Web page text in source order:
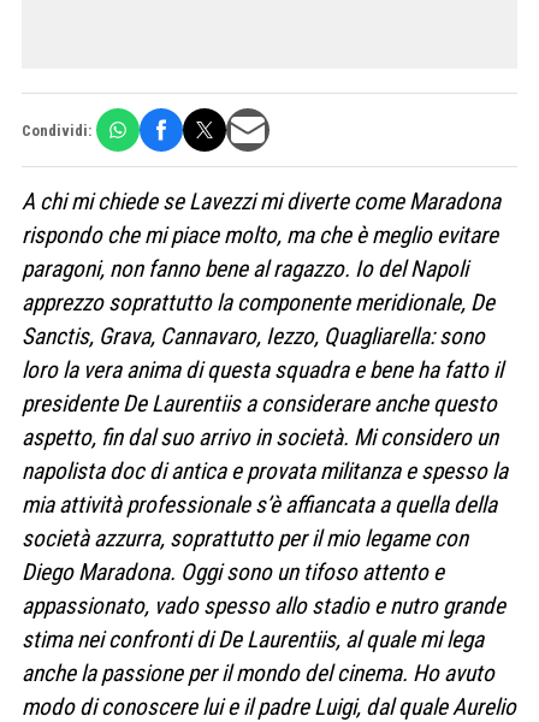
Condividi:
A chi mi chiede se Lavezzi mi diverte come Maradona
rispondo che mi piace molto, ma che è meglio evitare
paragoni, non fanno bene al ragazzo. Io del Napoli
apprezzo soprattutto la componente meridionale, De
Sanctis, Grava, Cannavaro, Iezzo, Quagliarella: sono
loro la vera anima di questa squadra e bene ha fatto il
presidente De Laurentiis a considerare anche questo
aspetto, fin dal suo arrivo in società. Mi considero un
napolista doc di antica e provata militanza e spesso la
mia attività professionale s’è affiancata a quella della
società azzurra, soprattutto per il mio legame con
Diego Maradona. Oggi sono un tifoso attento e
appassionato, vado spesso allo stadio e nutro grande
stima nei confronti di De Laurentiis, al quale mi lega
anche la passione per il mondo del cinema. Ho avuto
modo di conoscere lui e il padre Luigi, dal quale Aurelio